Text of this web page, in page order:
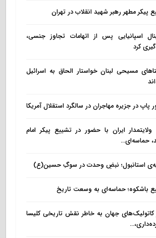
پیکر مطهر رهبر شهید انقلاب در تهران
اسپانیایی پس از اتهامات تجاوز جنسی،
کرد
مسیحی لبنان خواستار الحاق به اسرائیل
پاپ در جزیره مهاجران در سالگرد استقلال آمریکا
ایران با حضور در تشییع پیکر امام
حماسه‌ای…
استانبول؛ نبضِ وحدت در سوگِ حسین(ع)
باشکوه؛ حماسه‌ای به وسعت تاریخ
کاتولیک‌های جهان به خاطر نقش تاریخی کلیسا